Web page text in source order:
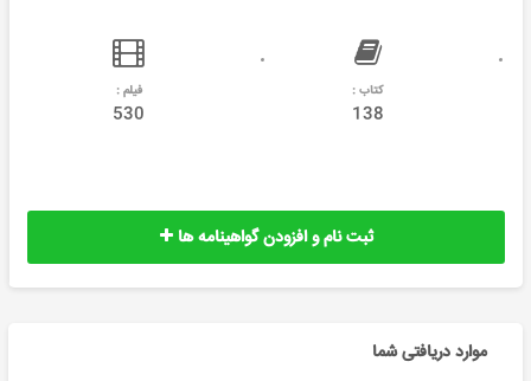
کتاب :
138
فیلم :
530
ثبت نام و افزودن گواهینامه ها
موارد دریافتی شما